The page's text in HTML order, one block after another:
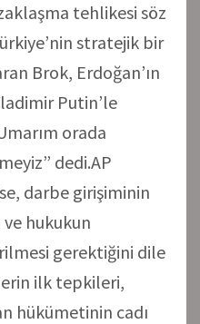
tehlikesi söz
stratejik bir
Brok, Erdoğan’ın
Putin’le
orada
dedi.AP
darbe girişiminin
hukukun
gerektiğini dile
ilk tepkileri,
hükümetinin cadı